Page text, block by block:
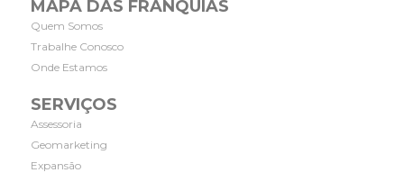
MAPA DAS FRANQUIAS
Quem Somos
Trabalhe Conosco
Onde Estamos
SERVIÇOS
Assessoria
Geomarketing
Expansão